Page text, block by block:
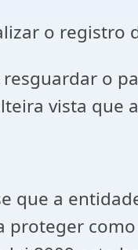
o registro
o
vista
entidade